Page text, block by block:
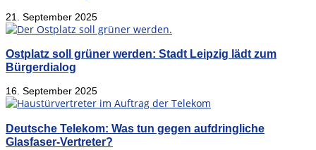
21. September 2025
Ostplatz soll grüner werden: Stadt Leipzig lädt zum
Bürgerdialog
16. September 2025
Deutsche Telekom: Was tun gegen aufdringliche
Glasfaser-Vertreter?